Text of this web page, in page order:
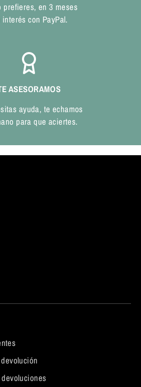
prefieres, en 3 meses
con PayPal.
ASESORAMOS
ayuda, te echamos
para que aciertes.